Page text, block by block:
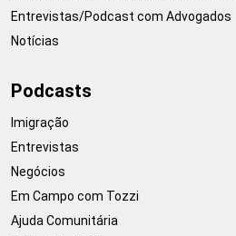
Entrevistas/Podcast com Advogados
Notícias
Podcasts
Imigração
Entrevistas
Negócios
Em Campo com Tozzi
Ajuda Comunitária